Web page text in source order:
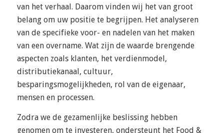
van het verhaal. Daarom vinden wij het van groot
belang om uw positie te begrijpen. Het analyseren
van de specifieke voor- en nadelen van het maken
van een overname. Wat zijn de waarde brengende
aspecten zoals klanten, het verdienmodel,
distributiekanaal, cultuur,
besparingsmogelijkheden, rol van de eigenaar,
mensen en processen.
Zodra we de gezamenlijke beslissing hebben
genomen om te investeren, ondersteunt het Food &